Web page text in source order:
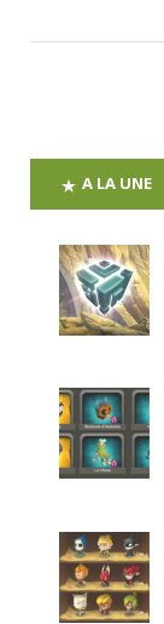
A LA UNE